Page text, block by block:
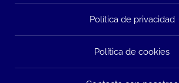
Política de privacidad
Política de cookies